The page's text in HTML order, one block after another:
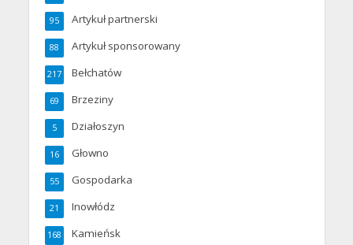
Artykuł partnerski
95
Artykuł sponsorowany
88
Bełchatów
217
Brzeziny
69
Działoszyn
5
Głowno
16
Gospodarka
55
Inowłódz
21
Kamieńsk
168